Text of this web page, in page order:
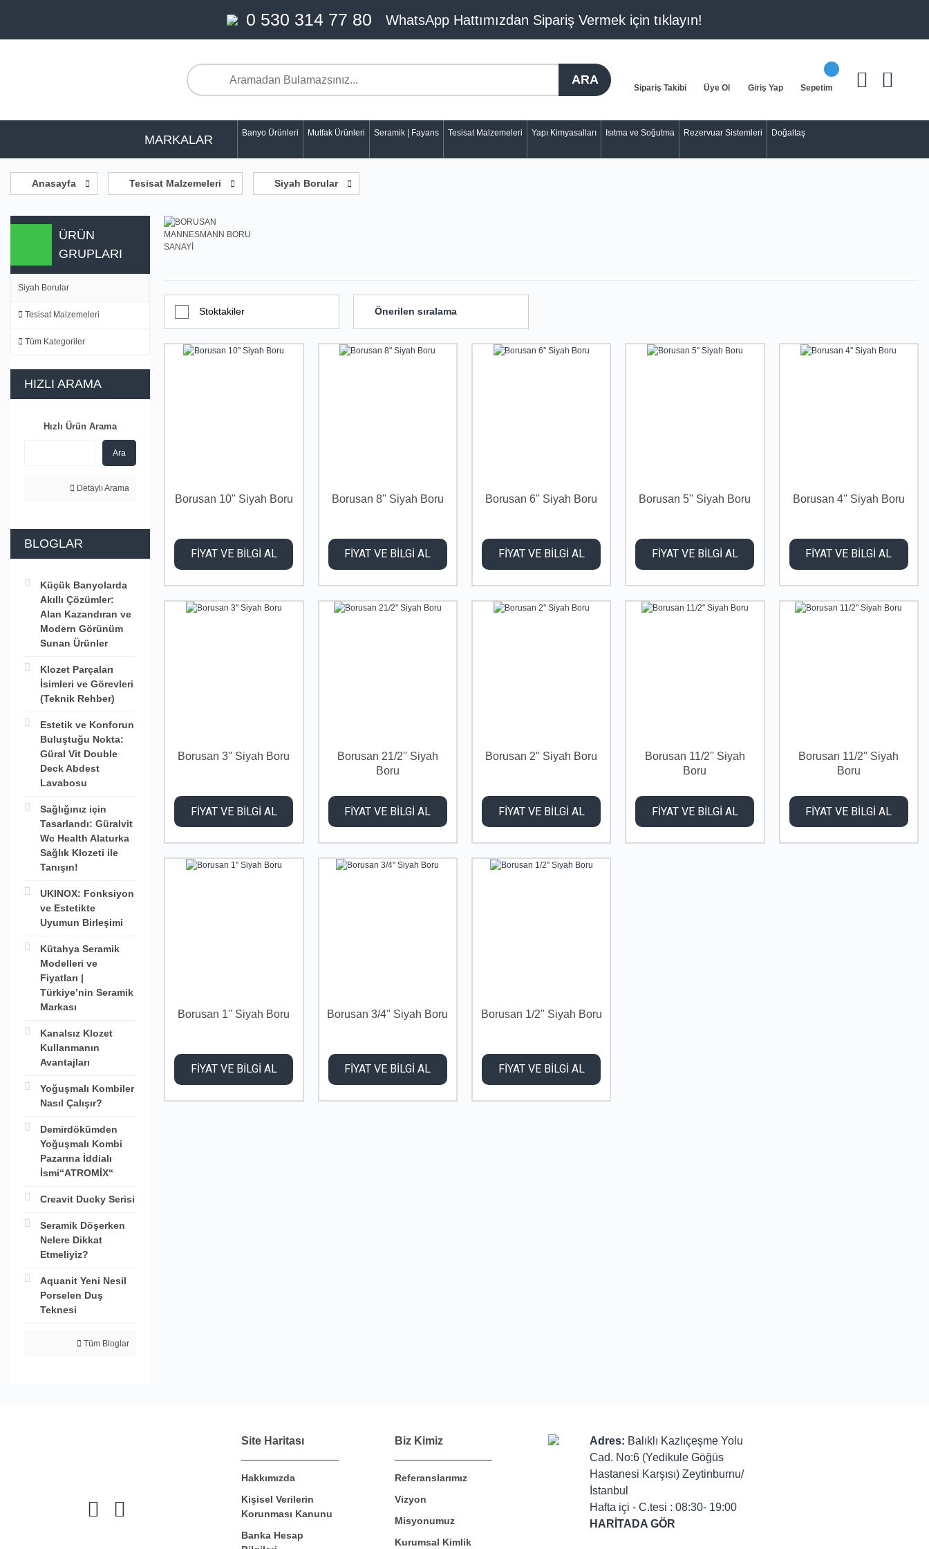
0 530 314 77 80 WhatsApp Hattımızdan Sipariş Vermek için tıklayın!
ARA
Sipariş Takibi Üye Ol Giriş Yap Sepetim
MARKALAR Banyo Ürünleri Mutfak Ürünleri Seramik | Fayans Tesisat Malzemeleri Yapı Kimyasalları Isıtma ve Soğutma Rezervuar Sistemleri Doğaltaş
Anasayfa Tesisat Malzemeleri Siyah Borular
ÜRÜN
GRUPLARI
Siyah Borular
Tesisat Malzemeleri
Tüm Kategoriler
HIZLI ARAMA
Hızlı Ürün Arama
Ara
Detaylı Arama
BLOGLAR
Küçük Banyolarda
Akıllı Çözümler:
Alan Kazandıran ve
Modern Görünüm
Sunan Ürünler
Klozet Parçaları
İsimleri ve Görevleri
(Teknik Rehber)
Estetik ve Konforun
Buluştuğu Nokta:
Güral Vit Double
Deck Abdest
Lavabosu
Sağlığınız için
Tasarlandı: Güralvit
Wc Health Alaturka
Sağlık Klozeti ile
Tanışın!
UKINOX: Fonksiyon
ve Estetikte
Uyumun Birleşimi
Kütahya Seramik
Modelleri ve
Fiyatları |
Türkiye’nin Seramik
Markası
Kanalsız Klozet
Kullanmanın
Avantajları
Yoğuşmalı Kombiler
Nasıl Çalışır?
Demirdökümden
Yoğuşmalı Kombi
Pazarına İddialı
İsmi“ATROMİX“
Creavit Ducky Serisi
Seramik Döşerken
Nelere Dikkat
Etmeliyiz?
Aquanit Yeni Nesil
Porselen Duş
Teknesi
Tüm Bloglar
Stoktakiler
Borusan 10'' Siyah Boru
FİYAT VE BİLGİ AL
Borusan 8'' Siyah Boru
FİYAT VE BİLGİ AL
Borusan 6'' Siyah Boru
FİYAT VE BİLGİ AL
Borusan 5'' Siyah Boru
FİYAT VE BİLGİ AL
Borusan 4'' Siyah Boru
FİYAT VE BİLGİ AL
Borusan 3'' Siyah Boru
FİYAT VE BİLGİ AL
Borusan 21/2'' Siyah
Boru
FİYAT VE BİLGİ AL
Borusan 2'' Siyah Boru
FİYAT VE BİLGİ AL
Borusan 11/2'' Siyah
Boru
FİYAT VE BİLGİ AL
Borusan 11/2'' Siyah
Boru
FİYAT VE BİLGİ AL
Borusan 1'' Siyah Boru
FİYAT VE BİLGİ AL
Borusan 3/4'' Siyah Boru
FİYAT VE BİLGİ AL
Borusan 1/2'' Siyah Boru
FİYAT VE BİLGİ AL
Site Haritası
Hakkımızda
Kişisel Verilerin
Korunması Kanunu
Banka Hesap
Biz Kimiz
Referanslarımız
Vizyon
Misyonumuz
Kurumsal Kimlik
Adres: Balıklı Kazlıçeşme Yolu
Cad. No:6 (Yedikule Göğüs
Hastanesi Karşısı) Zeytinburnu/
İstanbul
Hafta içi - C.tesi : 08:30- 19:00
HARİTADA GÖR